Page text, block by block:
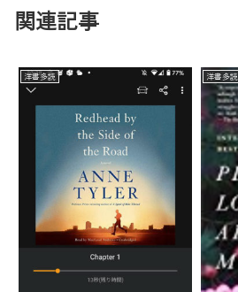
関連記事
洋書多読 洋書多読